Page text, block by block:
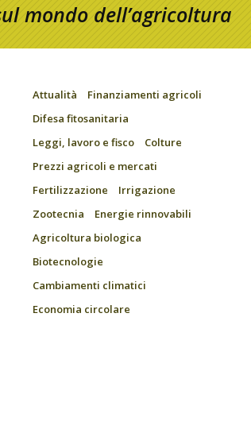
mondo dell’agricoltura
Attualità
Finanziamenti agricoli
Difesa fitosanitaria
Leggi, lavoro e fisco
Colture
Prezzi agricoli e mercati
Fertilizzazione
Irrigazione
Zootecnia
Energie rinnovabili
Agricoltura biologica
Biotecnologie
Cambiamenti climatici
Economia circolare